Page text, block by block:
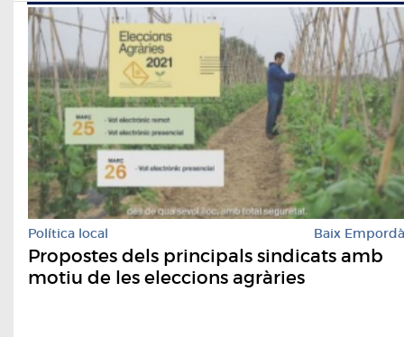
Política local Baix Empordà
Propostes dels principals sindicats amb
motiu de les eleccions agràries